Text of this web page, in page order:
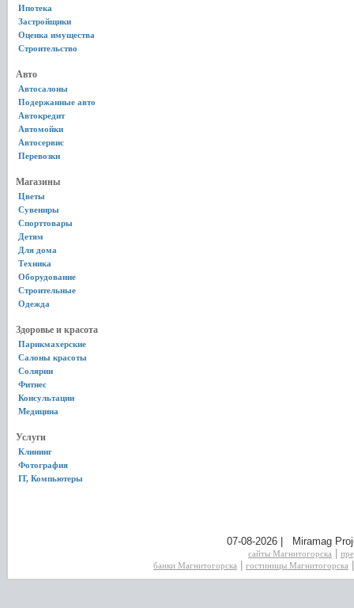
Ипотека
Застройщики
Оценка имущества
Строительство
Авто
Автосалоны
Подержанные авто
Автокредит
Автомойки
Автосервис
Перевозки
Магазины
Цветы
Сувениры
Спорттовары
Детям
Для дома
Техника
Оборудование
Строительные
Одежда
Здоровье и красота
Парикмахерские
Салоны красоты
Солярии
Фитнес
Консультации
Медицина
Услуги
Клининг
Фотография
IT, Компьютеры
07-08-2026 | Miramag
сайты Магнитогорска
банки Магнитогорска
гостиницы Магнитогорска